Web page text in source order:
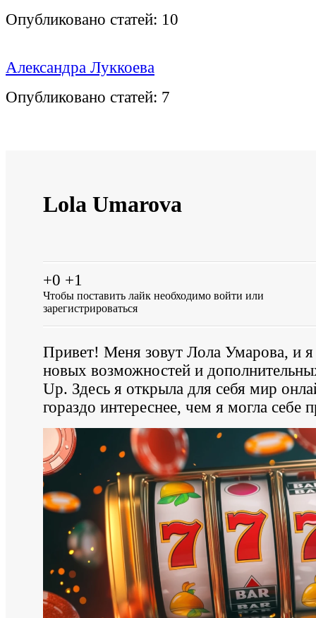
Опубликовано статей: 10
Александра Луккоева
Опубликовано статей: 7
Lola Umarova
+0 +1
Чтобы поставить лайк необходимо войти или
зарегистрироваться
Привет! Меня зовут Лола Умарова, и я
новых возможностей и
Up. Здесь я открыла для себя мир
гораздо интереснее, чем я могла себе